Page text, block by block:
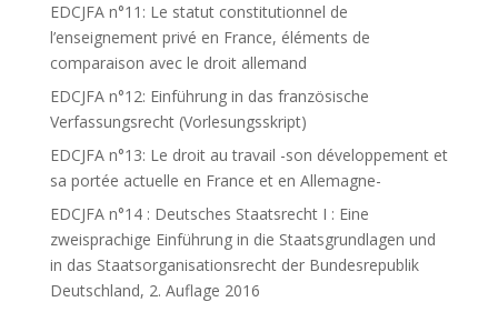
EDCJFA n°11: Le statut constitutionnel de
l’enseignement privé en France, éléments de
comparaison avec le droit allemand
EDCJFA n°12: Einführung in das französische
Verfassungsrecht (Vorlesungsskript)
EDCJFA n°13: Le droit au travail -son développement et
sa portée actuelle en France et en Allemagne-
EDCJFA n°14 : Deutsches Staatsrecht I : Eine
zweisprachige Einführung in die Staatsgrundlagen und
in das Staatsorganisationsrecht der Bundesrepublik
Deutschland, 2. Auflage 2016